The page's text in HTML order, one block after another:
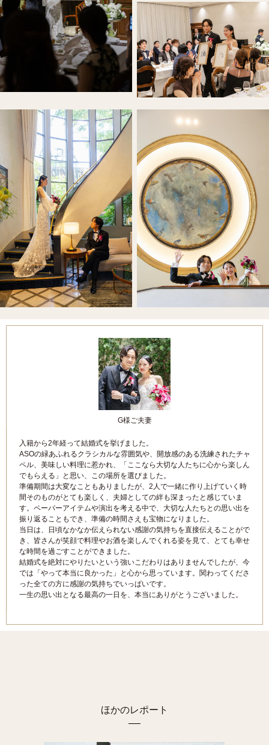
G様ご夫妻
入籍から2年経って結婚式を挙げました。
ASOの緑あふれるクラシカルな雰囲気や、開放感のある洗練されたチャ
ペル、美味しい料理に惹かれ、「ここなら大切な人たちに心から楽しん
でもらえる」と思い、この場所を選びました。
準備期間は大変なこともありましたが、2人で一緒に作り上げていく時
間そのものがとても楽しく、夫婦としての絆も深まったと感じていま
す。ペーパーアイテムや演出を考える中で、大切な人たちとの思い出を
振り返ることもでき、準備の時間さえも宝物になりました。
当日は、日頃なかなか伝えられない感謝の気持ちを直接伝えることがで
き、皆さんが笑顔で料理やお酒を楽しんでくれる姿を見て、とても幸せ
な時間を過ごすことができました。
結婚式を絶対にやりたいという強いこだわりはありませんでしたが、今
では「やって本当に良かった」と心から思っています。関わってくださ
った全ての方に感謝の気持ちでいっぱいです。
一生の思い出となる最高の一日を、本当にありがとうございました。
ほかのレポート